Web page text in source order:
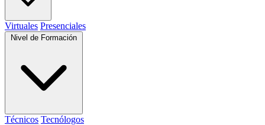
Virtuales Presenciales
Técnicos Tecnólogos